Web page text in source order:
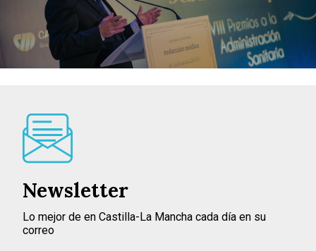
Newsletter
Lo mejor de en Castilla-La Mancha cada día en su
correo